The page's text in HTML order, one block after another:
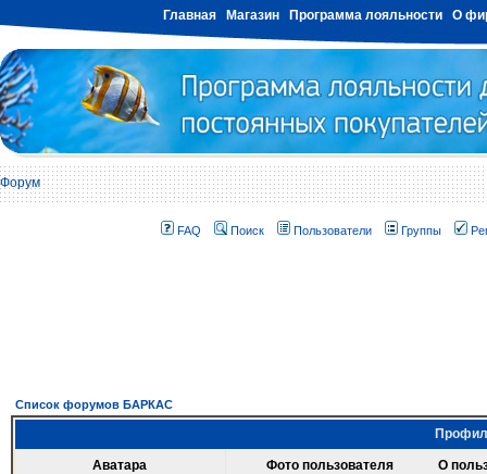
Главная Магазин Программа лояльности О
Форум
FAQ Поиск Пользователи Группы
Список форумов БАРКАС
Аватара Фото пользователя О